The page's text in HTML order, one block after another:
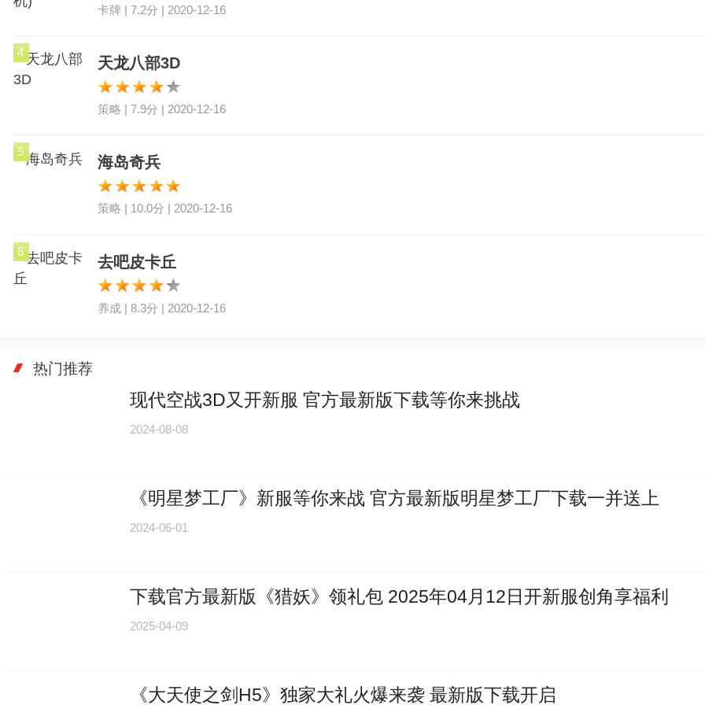
卡牌 | 7.2分 | 2020-12-16
4
天龙八部3D
策略 | 7.9分 | 2020-12-16
5
海岛奇兵
策略 | 10.0分 | 2020-12-16
6
去吧皮卡丘
养成 | 8.3分 | 2020-12-16
热门推荐
现代空战3D又开新服 官方最新版下载等你来挑战
2024-08-08
《明星梦工厂》新服等你来战 官方最新版明星梦工厂下载一并送上
2024-06-01
下载官方最新版《猎妖》领礼包 2025年04月12日开新服创角享福利
2025-04-09
《大天使之剑H5》独家大礼火爆来袭 最新版下载开启